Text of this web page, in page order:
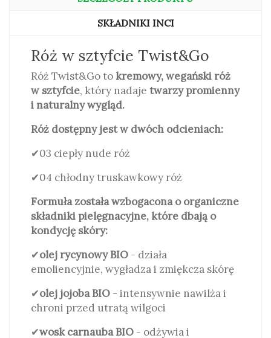
SKŁADNIKI INCI
Róż w sztyfcie Twist&Go
Róż Twist&Go to kremowy, wegański róż
w sztyfcie, który nadaje twarzy promienny
i naturalny wygląd.
Róż dostępny jest w dwóch odcieniach:
✔03 ciepły nude róż
✔04 chłodny truskawkowy róż
Formuła została wzbogacona o organiczne
składniki pielęgnacyjne, które dbają o
kondycję skóry:
✔olej rycynowy BIO - działa
emoliencyjnie, wygładza i zmiękcza skórę
✔olej jojoba BIO - intensywnie nawilża i
chroni przed utratą wilgoci
✔wosk carnauba BIO - odżywia i